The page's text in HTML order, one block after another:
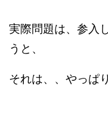
実際問題は、参入
うと、
それは、、やっぱ